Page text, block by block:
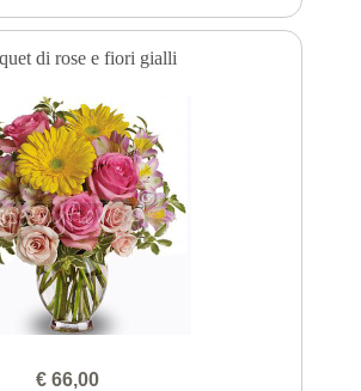
di rose e fiori gialli
€ 66,00